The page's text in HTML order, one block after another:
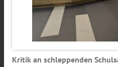
Kritik an schleppenden